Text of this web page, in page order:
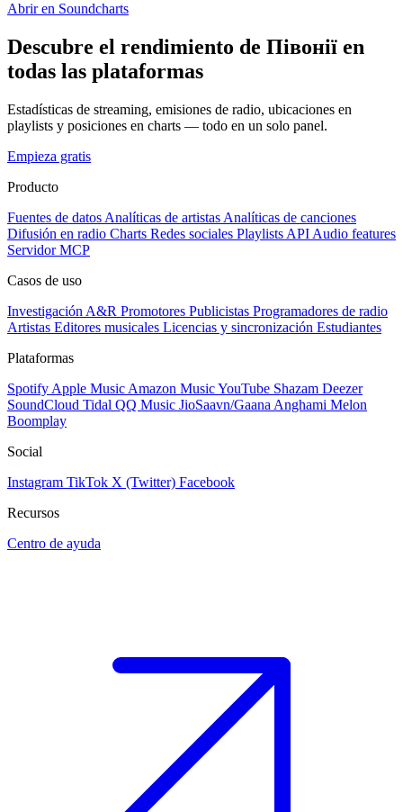
Abrir en Soundcharts
Descubre el rendimiento de Півонії en
todas las plataformas
Estadísticas de streaming, emisiones de radio, ubicaciones en
playlists y posiciones en charts — todo en un solo panel.
Empieza gratis
Producto
Fuentes de datos Analíticas de artistas Analíticas de canciones
Difusión en radio Charts Redes sociales Playlists API Audio features
Servidor MCP
Casos de uso
Investigación A&R Promotores Publicistas Programadores de radio
Artistas Editores musicales Licencias y sincronización Estudiantes
Plataformas
Spotify Apple Music Amazon MusicYouTube Shazam Deezer
SoundCloud Tidal QQ Music JioSaavn/Gaana Anghami Melon
Boomplay
Social
Instagram TikTok X (Twitter) Facebook
Recursos
Centro de ayuda